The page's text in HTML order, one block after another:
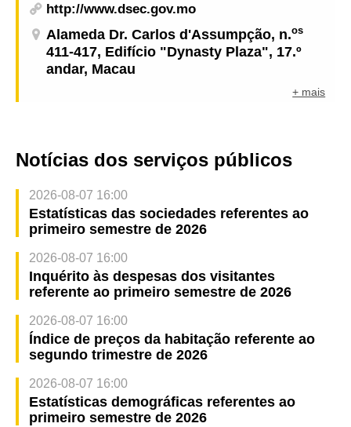
http://www.dsec.gov.mo
Alameda Dr. Carlos d'Assumpção, n.os
411-417, Edifício "Dynasty Plaza", 17.º
andar, Macau
+ mais
Notícias dos serviços públicos
2026-08-07 16:00
Estatísticas das sociedades referentes ao
primeiro semestre de 2026
2026-08-07 16:00
Inquérito às despesas dos visitantes
referente ao primeiro semestre de 2026
2026-08-07 16:00
Índice de preços da habitação referente ao
segundo trimestre de 2026
2026-08-07 16:00
Estatísticas demográficas referentes ao
primeiro semestre de 2026